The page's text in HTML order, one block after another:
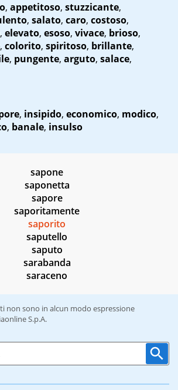
, appetitoso, stuzzicante,
, salato, caro, costoso,
, elevato, esoso, vivace, brioso,
, colorito, spiritoso, brillante,
, pungente, arguto, salace,
, insipido, economico, modico,
, banale, insulso
sapone
saponetta
sapore
saporitamente
saporito
saputello
saputo
sarabanda
saraceno
non sono in alcun modo espressione
S.p.A.